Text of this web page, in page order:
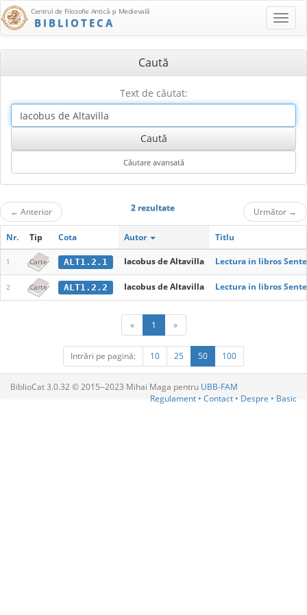
Centrul de Filosofie Antică şi Medievală
BIBLIOTECA
Caută
Text de căutat:
← Anterior 2 rezultate Următor →
Nr. Tip Cota Autor Titlu
1 Carte ALT1.2.1 Iacobus de Altavilla Lectura in libros
2 Carte ALT1.2.2 Iacobus de Altavilla Lectura in libros
« 1 »
Intrări pe pagină: 10 25 50 100
BiblioCat 3.0.32 © 2015‒2023 Mihai Maga pentru UBB-FAM
Regulament • Contact • Despre • Basic